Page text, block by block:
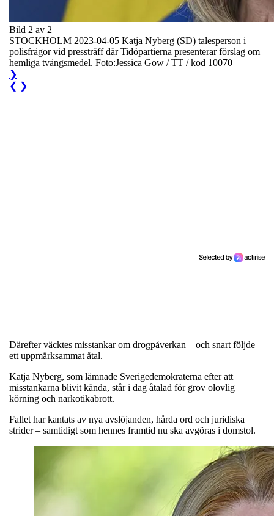
Bild 2 av 2
STOCKHOLM 2023-04-05 Katja Nyberg (SD) talesperson i
polisfrågor vid pressträff där Tidöpartierna presenterar förslag om
hemliga tvångsmedel. Foto:Jessica Gow / TT / kod 10070
❯
❮ ❯
Därefter väcktes misstankar om drogpåverkan – och snart följde
ett uppmärksammat åtal.
Katja Nyberg, som lämnade Sverigedemokraterna efter att
misstankarna blivit kända, står i dag åtalad för grov olovlig
körning och narkotikabrott.
Fallet har kantats av nya avslöjanden, hårda ord och juridiska
strider – samtidigt som hennes framtid nu ska avgöras i domstol.